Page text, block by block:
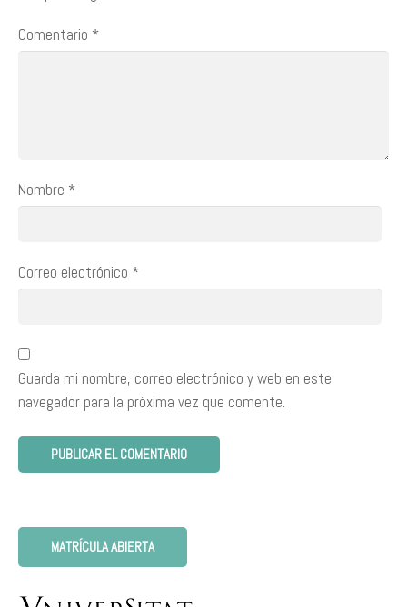
Comentario *
Nombre *
Correo electrónico *
Guarda mi nombre, correo electrónico y web en este
navegador para la próxima vez que comente.
MATRÍCULA ABIERTA